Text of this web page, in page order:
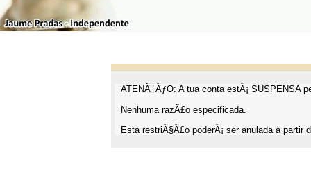
ATENÃ‡ÃƒO: A tua conta estÃ¡ SUSPENSA
Nenhuma razÃ£o especificada.
Esta restriÃ§Ã£o poderÃ¡ ser anulada a partir